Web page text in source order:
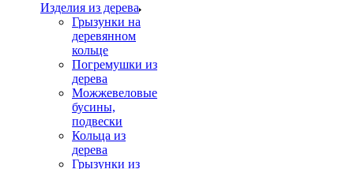
Изделия из дерева
Грызунки на
деревянном
кольце
Погремушки из
дерева
Можжевеловые
бусины,
подвески
Кольца из
дерева
Грызунки из